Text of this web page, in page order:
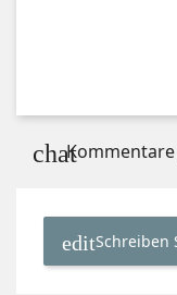
Kommentare
Schreiben